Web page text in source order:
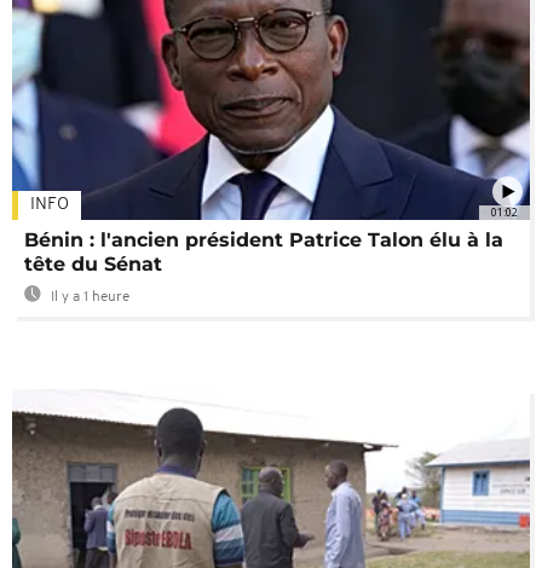
01:02
INFO
Bénin : l'ancien président Patrice Talon élu à la
tête du Sénat
Il y a 1 heure